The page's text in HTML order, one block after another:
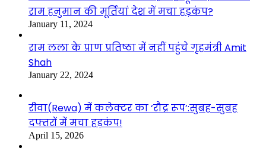
राम हनुमान की मूर्तियां देश में मचा हड़कंप?
January 11, 2024
राम लला के प्राण प्रतिष्ठा में नहीं पहुंचे गृहमंत्री Amit
Shah
January 22, 2024
रीवा(Rewa) में कलेक्टर का ‘रौद्र रूप’:सुबह-सुबह
दफ्तरों में मचा हड़कंप!
April 15, 2026